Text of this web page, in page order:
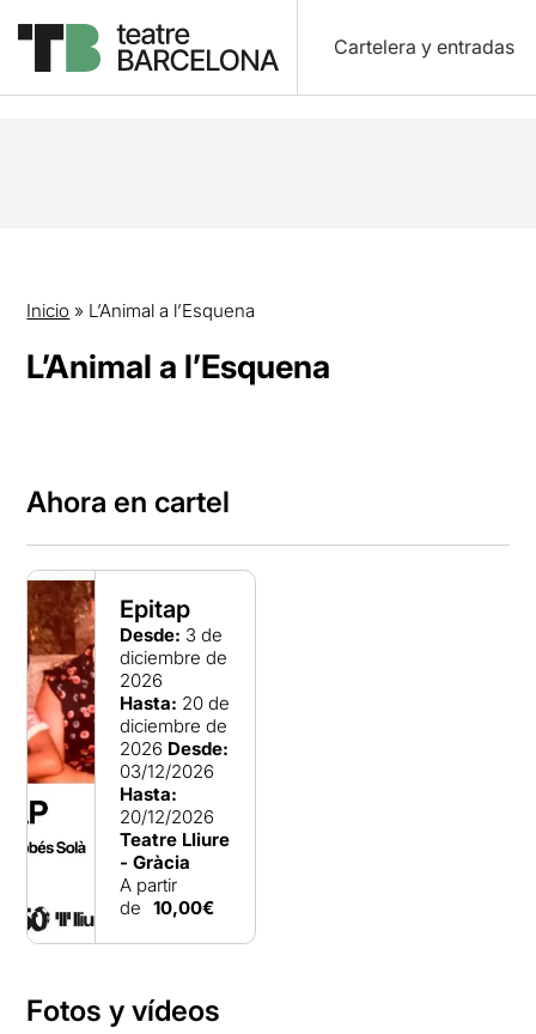
Cartelera y entradas
Inicio » L’Animal a l’Esquena
L’Animal a l’Esquena
Ahora en cartel
Epitap
Desde: 3 de
diciembre de
2026
Hasta: 20 de
diciembre de
2026 Desde:
03/12/2026
Hasta:
20/12/2026
Teatre Lliure
- Gràcia
A partir
de 10,00€
Fotos y vídeos